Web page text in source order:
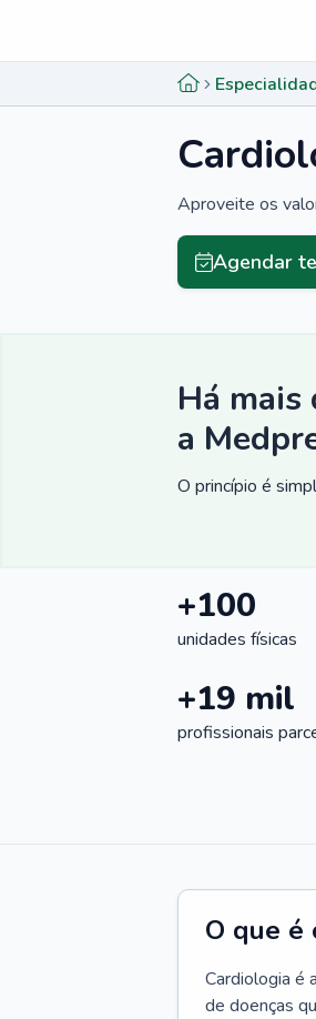
Aproveite os
Agendar
Há mais
a
O princípio é
+100
unidades físicas
+19 mil
profissionais
O que é
Cardiologia é
de doenças